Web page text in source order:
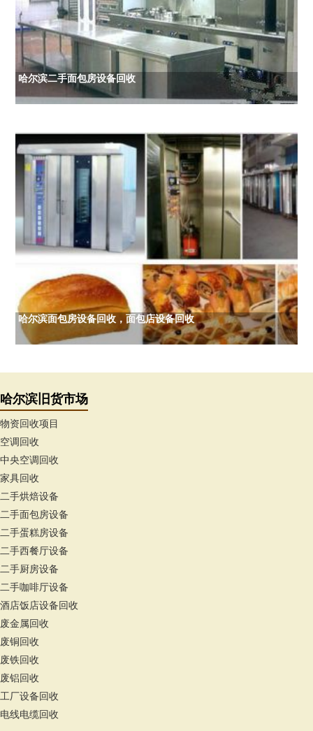
哈尔滨二手面包房设备回收
哈尔滨面包房设备回收，面包店设备回收
哈尔滨旧货市场
物资回收项目
空调回收
中央空调回收
家具回收
二手烘焙设备
二手面包房设备
二手蛋糕房设备
二手西餐厅设备
二手厨房设备
二手咖啡厅设备
酒店饭店设备回收
废金属回收
废铜回收
废铁回收
废铝回收
工厂设备回收
电线电缆回收